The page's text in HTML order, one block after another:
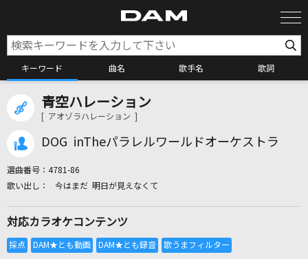
キーワード 曲名 歌手名 歌詞
カラオケ検索
全国りれき
青空ハレーション
[ アオゾラハレーション ]
DOG inTheパラレルワールドオーケストラ
選曲番号： 4781-86
今はまだ 明日が見えなくて
対応カラオケコンテンツ